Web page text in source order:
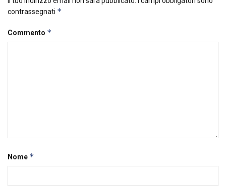
contrassegnati *
Commento *
Nome *